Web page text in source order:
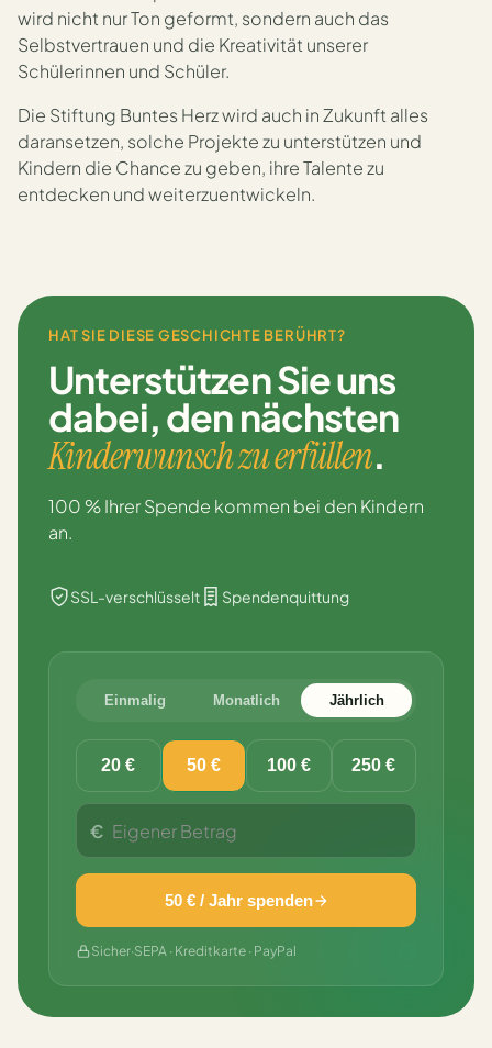
wird nicht nur Ton geformt, sondern auch das
Selbstvertrauen und die Kreativität unserer
Schülerinnen und Schüler.
Die Stiftung Buntes Herz wird auch in Zukunft alles
daransetzen, solche Projekte zu unterstützen und
Kindern die Chance zu geben, ihre Talente zu
entdecken und weiterzuentwickeln.
HAT SIE DIESE GESCHICHTE BERÜHRT?
Unterstützen Sie uns
dabei,den nächsten
Kinderwunsch zu erfüllen.
100 % Ihrer Spende kommen bei den Kindern
an.
SSL-verschlüsselt Spendenquittung
Einmalig Monatlich Jährlich
20 € 50 € 100 € 250 €
€
50 € / Jahr spenden
Sicher·SEPA · Kreditkarte · PayPal